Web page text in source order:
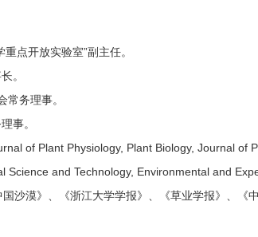
点开放实验室”副主任。
。
务理事。
事。
of Plant Physiology, Plant Biology, Journal of
and Technology, Environmental and
沙漠》、《浙江大学学报》、《草业学报》、《